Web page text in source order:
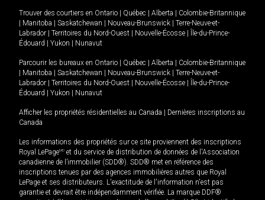
Trouver des courtiers en Ontario Québec Alberta
Colombie-Britannique
Manitoba Saskatchewan Nouveau-Brunswick
Terre-Neuve-et-
Labrador
Territoires du Nord-Ouest Nouvelle-Écosse
Île-du-Prince-
Édouard
Yukon Nunavut
Parcourir les bureaux en Ontario Québec Alberta
Colombie-Britannique
Manitoba Saskatchewan Nouveau-Brunswick
Terre-Neuve-et-
Labrador
Territoires du Nord-Ouest Nouvelle-Écosse
Île-du-Prince-
Édouard
Yukon Nunavut
Afficher les propriétés résidentielles au Canada
Dernières inscriptions au
Canada
Les informations des propriétés sur ce site proviennent des inscriptions
Royal LePageMD et du service de distribution de données de l'Association
canadienne de l’immobilier (SDD®). SDD® met en référence des
inscriptions tenues par des agences immobilières autres que Royal
LePage et ses distributeurs. L'exactitude de l'information n'est pas
garantie et devrait être indépendamment vérifiée. La marque DDF®